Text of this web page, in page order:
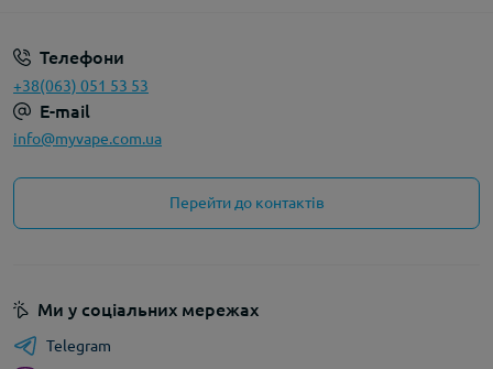
Телефони
+38(063) 051 53 53
E-mail
info@myvape.com.ua
Перейти до контактів
Ми у соціальних мережах
Telegram